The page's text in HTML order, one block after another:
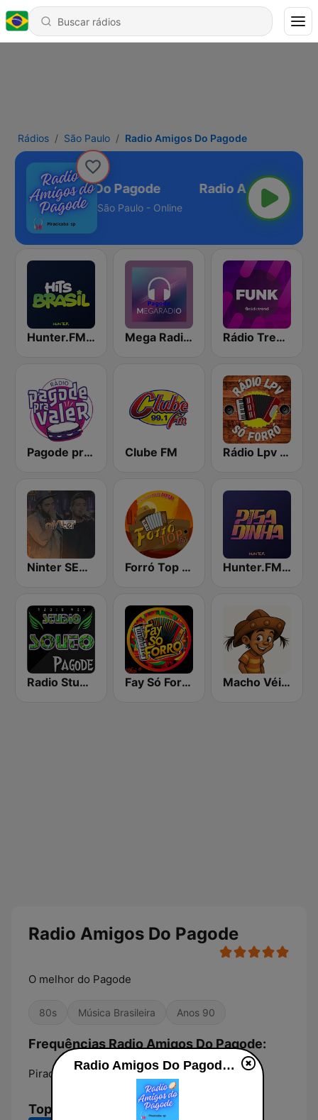
Rádios São Paulo Radio Amigos Do Pagode
Radio Amigos Do Pagode
São Paulo - Online
Hunter.FM - Hits Brasil Mega Radio Pagode Rádio Trend - Funk
Pagode pra Valer Clube FM Rádio Lpv Só Forró
Ninter SERTANEJO Forró Top FM Hunter.FM - Pisadinha
Radio Studio Souto - Pagode Fay Só Forró Macho Véi FM
Radio Amigos Do Pagode
O melhor do Pagode
80s Música Brasileira Anos 90
Frequências Radio Amigos Do Pagode:
Piracicaba: Online
Top Músicas
Radio Amigos Do Pagode ao vivo